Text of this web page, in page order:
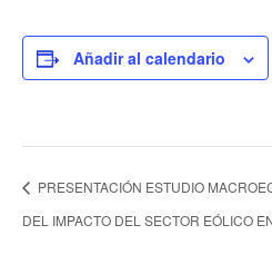
Añadir al calendario
PRESENTACIÓN ESTUDIO
DEL IMPACTO DEL SECTOR EÓLICO